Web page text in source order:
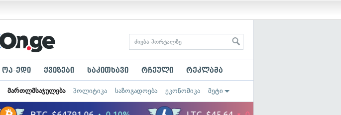
ოპ-ედი ქვიზები საკითხავი რჩეული რეკლამა
მართლმსაჯულება პოლიტიკა საზოგადოება ეკონომიკა მეტი